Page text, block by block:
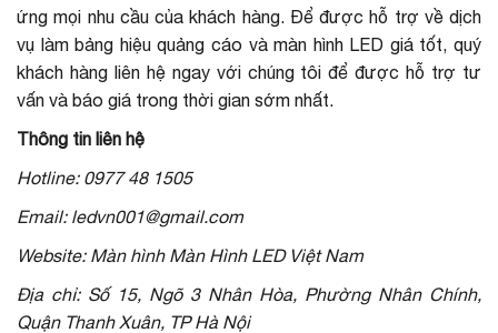
ứng mọi nhu cầu của khách hàng. Để được hỗ trợ về dịch
vụ làm bảng hiệu quảng cáo và màn hình LED giá tốt, quý
khách hàng liên hệ ngay với chúng tôi để được hỗ trợ tư
vấn và báo giá trong thời gian sớm nhất.
Thông tin liên hệ
Hotline: 0977 48 1505
Email: ledvn001@gmail.com
Website: Màn hình Màn Hình LED Việt Nam
Địa chỉ: Số 15, Ngõ 3 Nhân Hòa, Phường Nhân Chính,
Quận Thanh Xuân, TP Hà Nội